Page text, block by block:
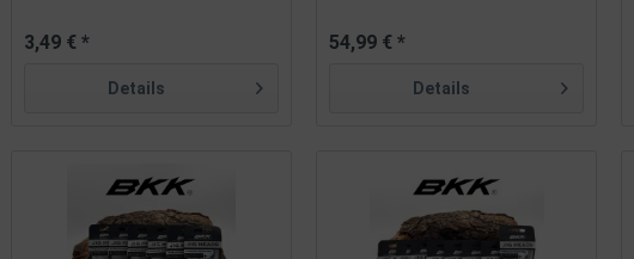
3,49 € *
Details
54,99 € *
Details